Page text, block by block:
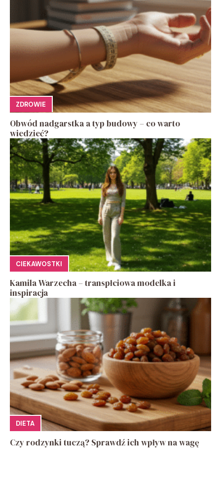
ZDROWIE
Obwód nadgarstka a typ budowy – co warto
wiedzieć?
CIEKAWOSTKI
Kamila Warzecha – transpłciowa modelka i
inspiracja
DIETA
Czy rodzynki tuczą? Sprawdź ich wpływ na wagę